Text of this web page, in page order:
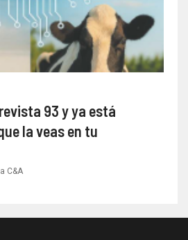
93 y ya está
la veas en tu
C&A